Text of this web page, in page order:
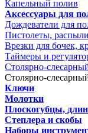
Капельный полив
Аксессуары для
Дождеватели для
Пистолеты,
Врезки для бочек,
Таймеры и
Столярно-
Столярно-
Ключи
Молотки
Плоскогубцы,
Степлера и скобы
Наборы